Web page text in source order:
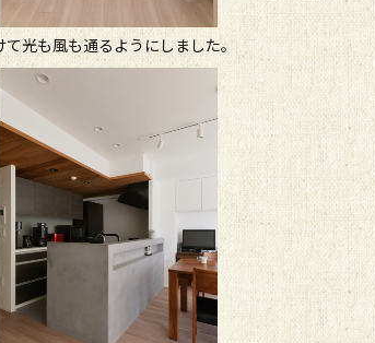
光も風も通るようにしました。